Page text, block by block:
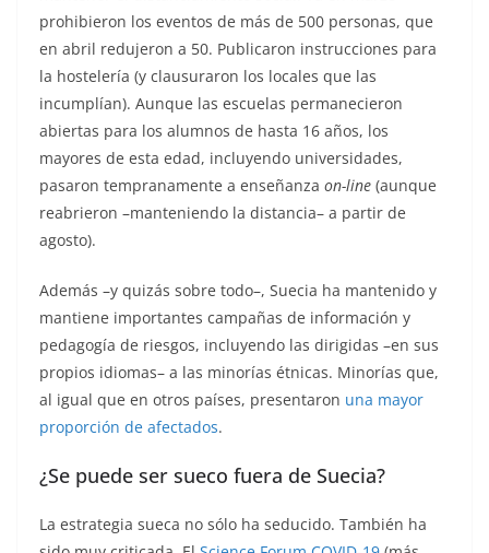
prohibieron los eventos de más de 500 personas, que
en abril redujeron a 50. Publicaron instrucciones para
la hostelería (y clausuraron los locales que las
incumplían). Aunque las escuelas permanecieron
abiertas para los alumnos de hasta 16 años, los
mayores de esta edad, incluyendo universidades,
pasaron tempranamente a enseñanza on-line (aunque
reabrieron –manteniendo la distancia– a partir de
agosto).
Además –y quizás sobre todo–, Suecia ha mantenido y
mantiene importantes campañas de información y
pedagogía de riesgos, incluyendo las dirigidas –en sus
propios idiomas– a las minorías étnicas. Minorías que,
al igual que en otros países, presentaron una mayor
proporción de afectados.
¿Se puede ser sueco fuera de Suecia?
La estrategia sueca no sólo ha seducido. También ha